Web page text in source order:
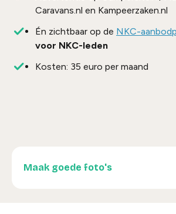
Caravans.nl en Kampeerzaken.nl
Én zichtbaar op de NKC-
voor NKC-leden
Kosten: 35 euro per maand
Maak goede foto's